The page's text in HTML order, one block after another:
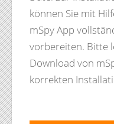
können Sie mit
mSpy App
vorbereiten. Bitte
Download von
korrekten